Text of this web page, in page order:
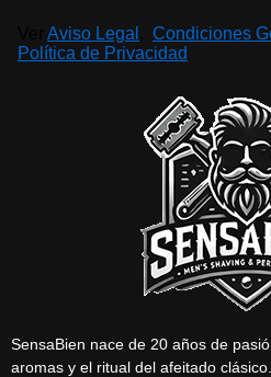
Aviso Legal Condiciones
Política de Privacidad
SensaBien nace de 20 años de
aromas y el ritual del afeitado clásico.